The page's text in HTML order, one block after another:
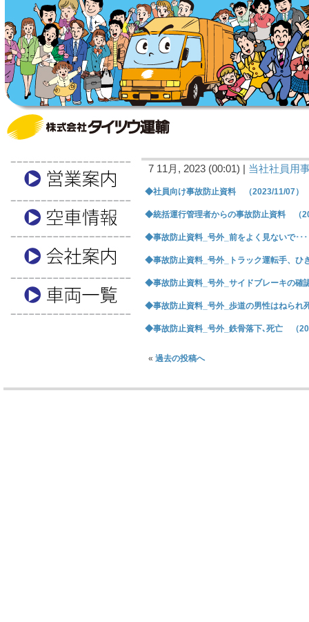
7 11月, 2023 (00:01) | 当社社員用
◆社員向け事故防止資料 （2023/11/07）
◆統括運行管理者からの事故防止資料 （
◆事故防止資料_号外_前をよく見ないで･
◆事故防止資料_号外_トラック運転手、
◆事故防止資料_号外_サイドブレーキの
◆事故防止資料_号外_歩道の男性はねら
◆事故防止資料_号外_鉄骨落下､死亡 （
« 過去の投稿へ